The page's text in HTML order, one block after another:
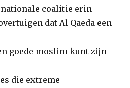
coalitie erin
dat Al Qaeda een
goede moslim kunt zijn
die extreme